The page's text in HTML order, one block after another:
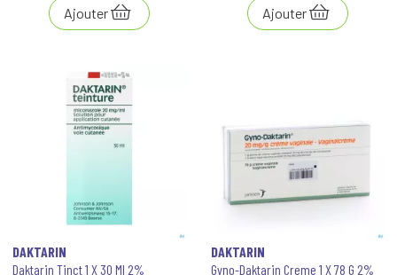
Ajouter Ajouter
DAKTARIN
Daktarin Tinct 1 X 30 Ml 2%
DAKTARIN
Gyno-Daktarin Creme 1 X 78 G 2%